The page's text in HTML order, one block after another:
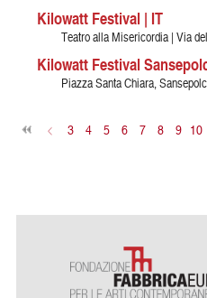
Kilowatt Festival | IT
Teatro alla Misericordia | Via
Kilowatt Festival
Piazza Santa Chiara,
< 3 4 5 6 7 8 9 10